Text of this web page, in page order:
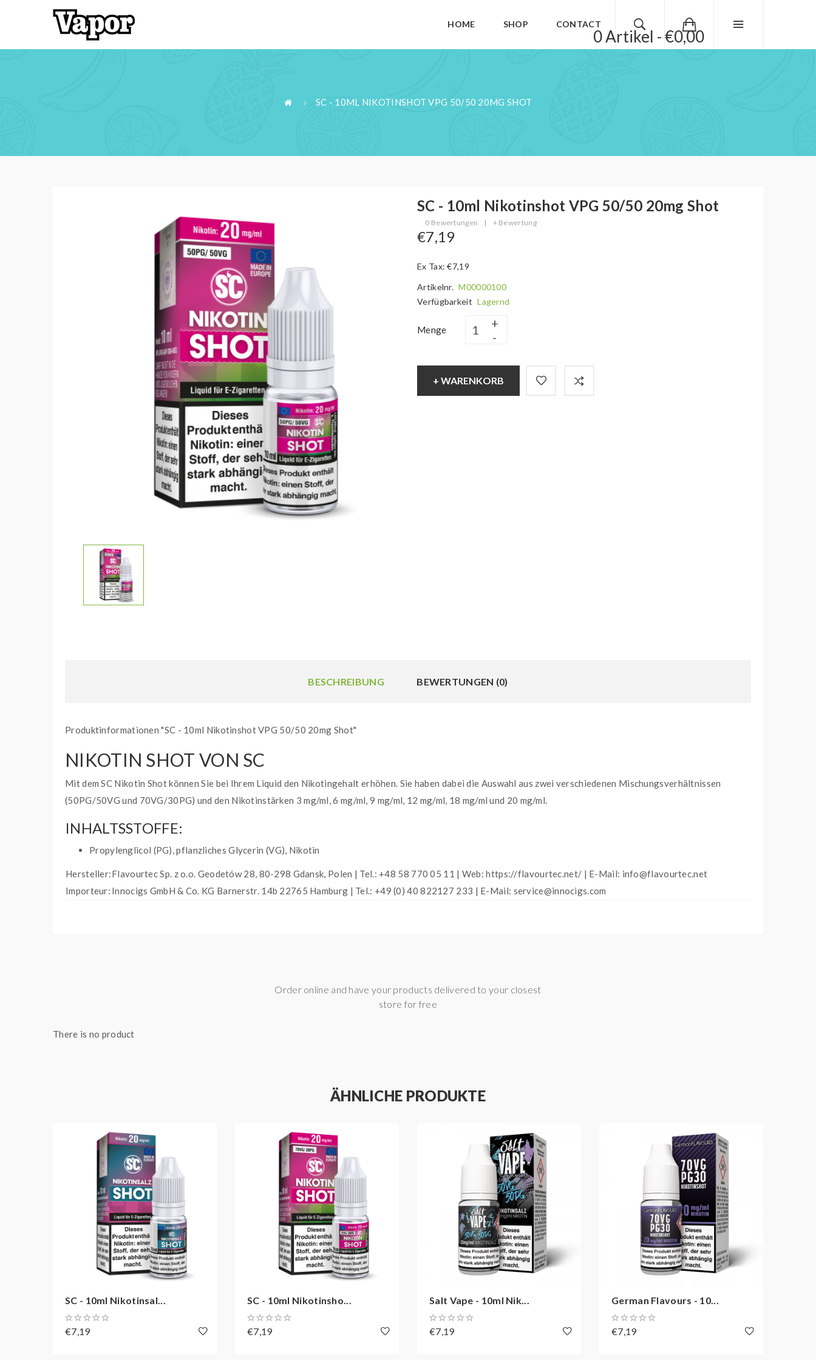
0 Artikel - €0,00
HOME SHOP CONTACT
SC - 10ML NIKOTINSHOT VPG 50/50 20MG SHOT
SC - 10ml Nikotinshot VPG 50/50 20mg Shot
0 Bewertungen | + Bewertung
€7,19
Ex Tax: €7,19
Artikelnr. M00000100
Verfügbarkeit Lagernd
Menge
+ WARENKORB
BESCHREIBUNG BEWERTUNGEN (0)
Produktinformationen "SC - 10ml Nikotinshot VPG 50/50 20mg Shot"
NIKOTIN SHOT VON SC
Mit dem SC Nikotin Shot können Sie bei Ihrem Liquid den Nikotingehalt erhöhen. Sie haben dabei die Auswahl aus zwei verschiedenen Mischungsverhältnissen
(50PG/50VG und 70VG/30PG) und den Nikotinstärken 3 mg/ml, 6 mg/ml, 9 mg/ml, 12 mg/ml, 18 mg/ml und 20 mg/ml.
INHALTSSTOFFE:
Propylenglicol (PG), pflanzliches Glycerin (VG), Nikotin
Hersteller:Flavourtec Sp. z o.o. Geodetów 28, 80-298 Gdansk, Polen | Tel.: +48 58 770 05 11 | Web: https://flavourtec.net/ | E-Mail: info@flavourtec.net
Importeur: Innocigs GmbH & Co. KG Barnerstr. 14b 22765 Hamburg | Tel.: +49 (0) 40 822127 233 | E-Mail: service@innocigs.com
Order online and have your products delivered to your closest
store for free
There is no product
ÄHNLICHE PRODUKTE
SC - 10ml Nikotinsal...
€7,19
SC - 10ml Nikotinsho...
€7,19
Salt Vape - 10ml Nik...
€7,19
German Flavours - 10...
€7,19